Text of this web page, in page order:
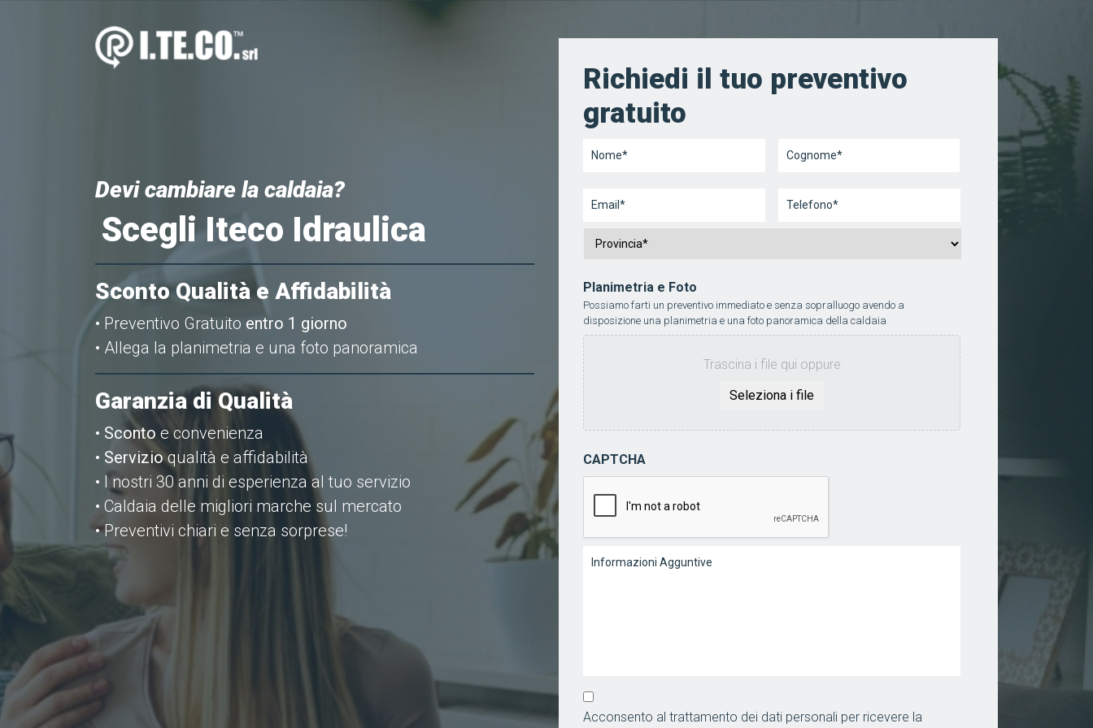
Devi cambiare la caldaia?
Scegli Iteco Idraulica
Sconto Qualità e Affidabilità
• Preventivo Gratuito entro 1 giorno
• Allega la planimetria e una foto panoramica
Garanzia di Qualità
• Sconto e convenienza
• Servizioqualità e affidabilità
• I nostri 30 anni di esperienza al tuo servizio
• Caldaia delle migliori marche sul mercato
• Preventivi chiari e senza sorprese!
Richiedi il tuo preventivo
gratuito
Nome * Nome Cognome
Email * Telefono
Provincia *
Planimetria e Foto
Possiamo farti un preventivo immediato e senza sopralluogo avendo a
disposizione una planimetria e una foto panoramica della caldaia
Trascina i file qui oppure
Tipi
file
accettati:
png,
CAPTCHA
Informazioni
Consenso
Acconsento al trattamento dei dati personali per ricevere la